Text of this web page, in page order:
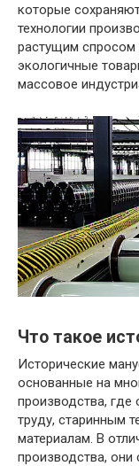
которые
технологии
растущим спросом
экологичные
массовое
Что такое
Исторические
основанные на
производства, где
труду, старинным
материалам. В
производства, они